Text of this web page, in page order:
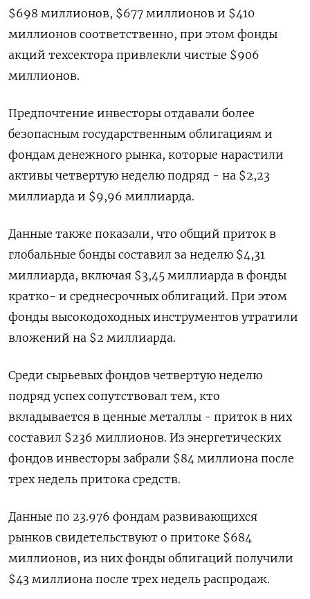
$698 миллионов, $677 миллионов и $410
миллионов соответственно, при этом фонды
акций техсектора привлекли чистые $906
миллионов.
Предпочтение инвесторы отдавали более
безопасным государственным облигациям и
фондам денежного рынка, которые нарастили
активы четвертую неделю подряд - на $2,23
миллиарда и $9,96 миллиарда.
Данные также показали, что общий приток в
глобальные бонды составил за неделю $4,31
миллиарда, включая $3,45 миллиарда в фонды
кратко- и среднесрочных облигаций. При этом
фонды высокодоходных инструментов утратили
вложений на $2 миллиарда.
Среди сырьевых фондов четвертую неделю
подряд успех сопутствовал тем, кто
вкладывается в ценные металлы - приток в них
составил $236 миллионов. Из энергетических
фондов инвесторы забрали $84 миллиона после
трех недель притока средств.
Данные по 23.976 фондам развивающихся
рынков свидетельствуют о притоке $684
миллионов, из них фонды облигаций получили
$43 миллиона после трех недель распродаж.